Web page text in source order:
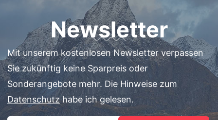
Newsletter
Mit unserem kostenlosen Newsletter verpassen
Sie zukünftig keine Sparpreis oder
Sonderangebote mehr. Die Hinweise zum
Datenschutzhabe ich gelesen.